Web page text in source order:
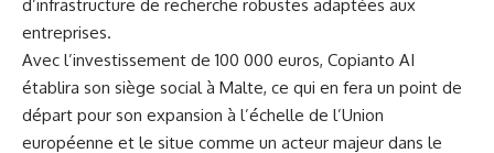
d’infrastructure de recherche robustes adaptées aux
entreprises.
Avec l’investissement de 100 000 euros, Copianto AI
établira son siège social à Malte, ce qui en fera ⁤un point de
départ pour son expansion à l’échelle de l’Union
européenne et le situe comme un acteur majeur dans le